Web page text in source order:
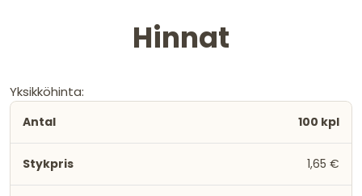
Hinnat
Yksikköhinta:
100 kpl
1,65 €